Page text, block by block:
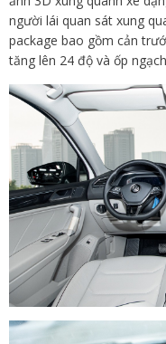
người lái quan sát xung
package bao gồm cản
tăng lên 24 độ và ốp